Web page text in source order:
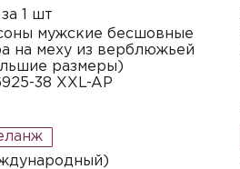
за 1 шт
мужские бесшовные
на меху из верблюжьей
размеры)
38 XXL-AP